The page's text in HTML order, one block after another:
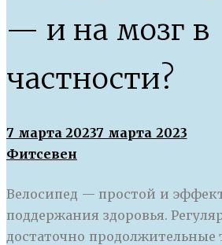
— и на мозг в
частности?
7 марта 20237 марта 2023
Фитсевен
Велосипед — простой и
поддержания здоровья.
достаточно